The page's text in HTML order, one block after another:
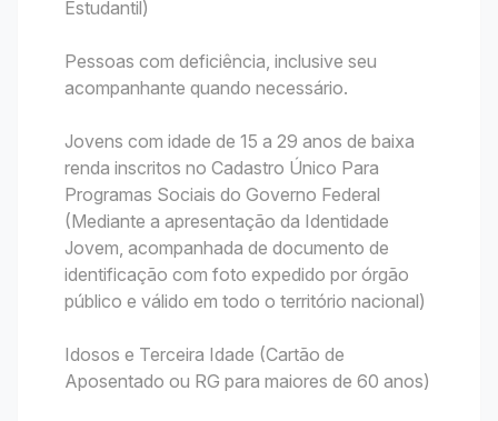
Estudantil)
Pessoas com deficiência, inclusive seu
acompanhante quando necessário.
Jovens com idade de 15 a 29 anos de baixa
renda inscritos no Cadastro Único Para
Programas Sociais do Governo Federal
(Mediante a apresentação da Identidade
Jovem, acompanhada de documento de
identificação com foto expedido por órgão
público e válido em todo o território nacional)
Idosos e Terceira Idade (Cartão de
Aposentado ou RG para maiores de 60 anos)